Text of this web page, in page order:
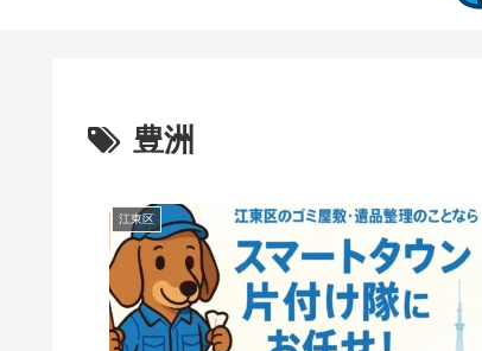
豊洲
江東区